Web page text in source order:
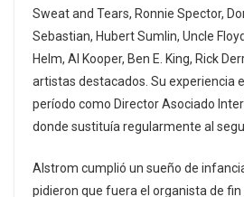
Sweat and Tears, Ronnie Spector,
Sebastian, Hubert Sumlin, Uncle
Helm, Al Kooper, Ben E. King, Rick
artistas destacados. Su experiencia
período como Director Asociado
donde sustituía regularmente al
Alstrom cumplió un sueño de
pidieron que fuera el organista de